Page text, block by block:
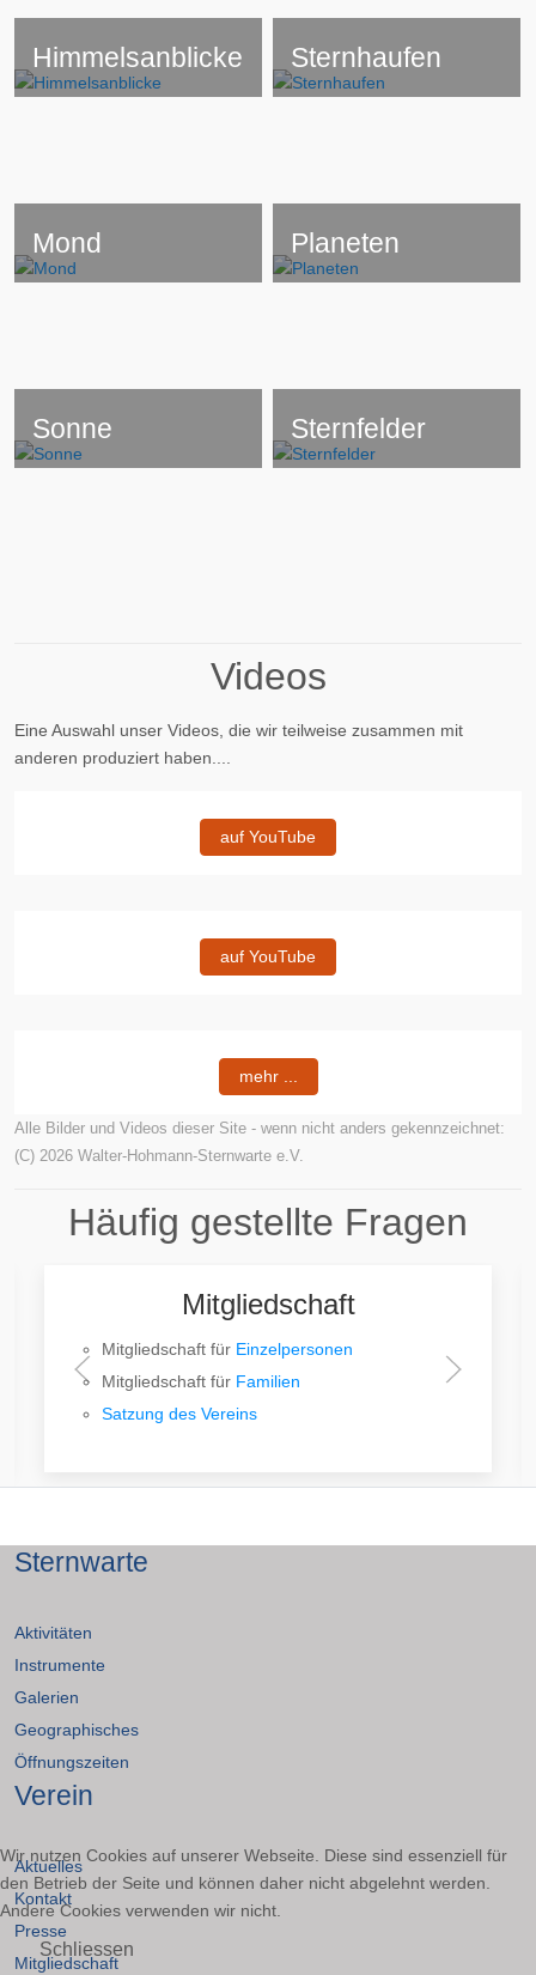
Himmelsanblicke Sternhaufen
Mond Planeten
Sonne Sternfelder
Videos
Eine Auswahl unser Videos, die wir teilweise zusammen mit
anderen produziert haben....
auf YouTube
auf YouTube
mehr ...
Alle Bilder und Videos dieser Site - wenn nicht anders gekennzeichnet:
(C) 2026 Walter-Hohmann-Sternwarte e.V.
Häufig gestellte Fragen
Mitgliedschaft
Mitgliedschaft für Einzelpersonen
Mitgliedschaft für Familien
Satzung des Vereins
Sternwarte
Aktivitäten
Instrumente
Galerien
Geographisches
Öffnungszeiten
Verein
Aktuelles
Kontakt
Presse
Mitgliedschaft
Wir nutzen Cookies auf unserer Webseite. Diese sind essenziell für
den Betrieb der Seite und können daher nicht abgelehnt werden.
Andere Cookies verwenden wir nicht.
Schliessen